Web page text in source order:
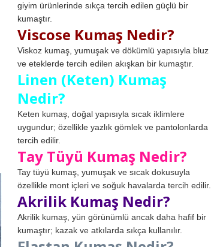
giyim ürünlerinde sıkça tercih edilen güçlü bir
kumaştır.
Viscose Kumaş Nedir?
Viskoz kumaş, yumuşak ve dökümlü yapısıyla bluz
ve eteklerde tercih edilen akışkan bir kumaştır.
Linen (Keten) Kumaş
Nedir?
Keten kumaş, doğal yapısıyla sıcak iklimlere
uygundur; özellikle yazlık gömlek ve pantolonlarda
tercih edilir.
Tay Tüyü Kumaş Nedir?
Tay tüyü kumaş, yumuşak ve sıcak dokusuyla
özellikle mont içleri ve soğuk havalarda tercih edilir.
Akrilik Kumaş Nedir?
Akrilik kumaş, yün görünümlü ancak daha hafif bir
kumaştır; kazak ve atkılarda sıkça kullanılır.